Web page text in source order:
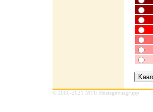
© 2000-2021 MTÜ Heategevusgrupp